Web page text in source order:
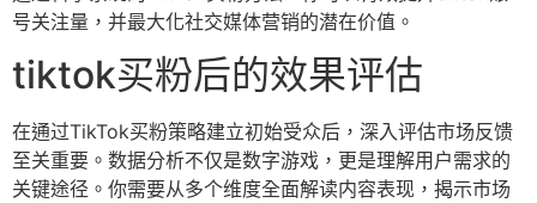
号关注量，并最大化社交媒体营销的潜在价值。
tiktok买粉后的效果评估
在通过TikTok买粉策略建立初始受众后，深入评估市场反馈
至关重要。数据分析不仅是数字游戏，更是理解用户需求的
关键途径。你需要从多个维度全面解读内容表现，揭示市场